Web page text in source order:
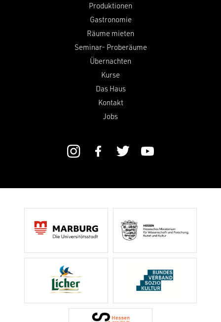
Produktionen
Gastronomie
Räume mieten
Seminar- Proberäume
Übernachten
Kurse
Das Haus
Kontakt
Jobs